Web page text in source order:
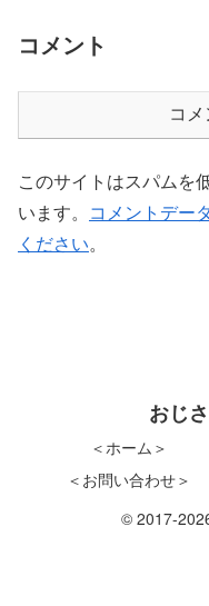
コメント
コ
このサイトはスパムを
います。 コメントデー
ください。
おじ
＜ホーム＞
＜お問い合わせ＞
© 2017-